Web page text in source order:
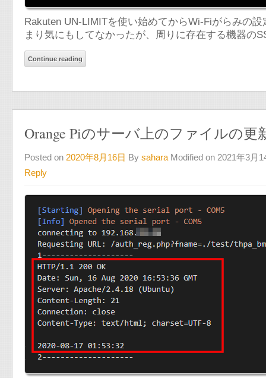
Rakuten UN-LIMITを使い始めてからWi-Fiがらみの
まり気にもしてなかったが、周りに存在する機器の
Continue reading
Orange Piのサーバ上のファイルの
Posted on 2020年8月16日 By sahara Modified on 2021年3月
Reply